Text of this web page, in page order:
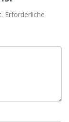
Erforderliche